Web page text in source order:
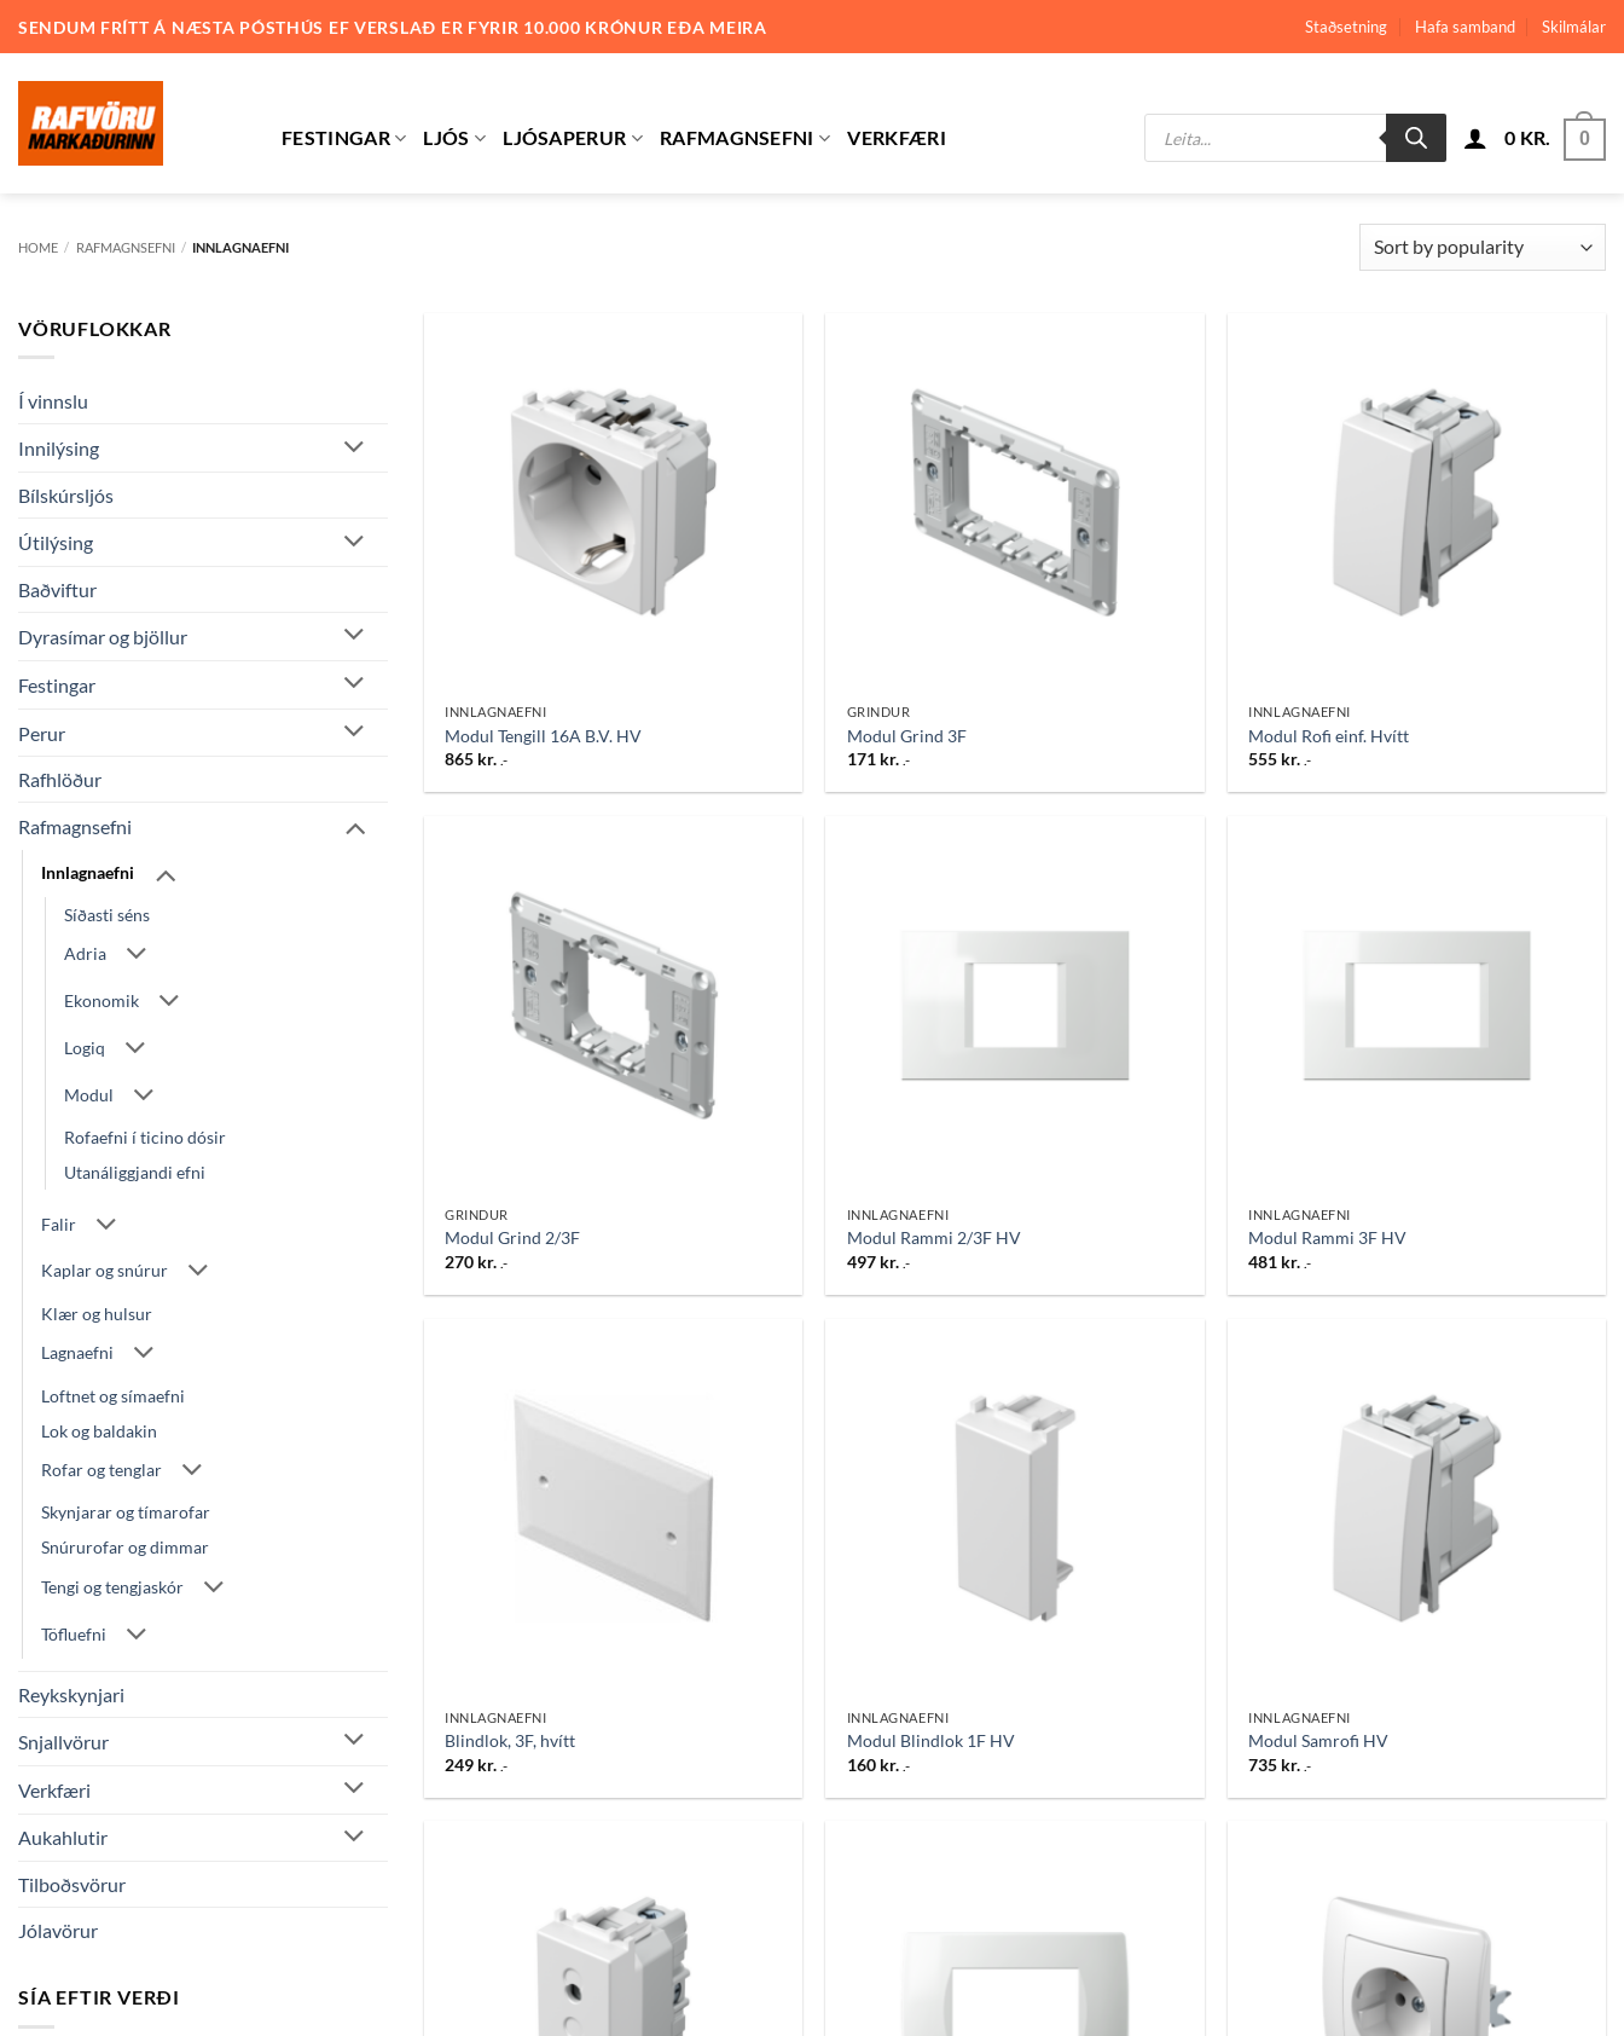
SENDUM FRÍTT Á NÆSTA PÓSTHÚS EF VERSLAÐ ER FYRIR 10.000 KRÓNUR EÐA MEIRA Staðsetning Hafa samband Skilmálar
FESTINGAR LJÓS LJÓSAPERUR RAFMAGNSEFNI VERKFÆRI
Products
search
0 KR. 0
HOME / RAFMAGNSEFNI / INNLAGNAEFNI
VÖRUFLOKKAR
Í vinnslu
Innilýsing
Bílskúrsljós
Útilýsing
Baðviftur
Dyrasímar og bjöllur
Festingar
Perur
Rafhlöður
Rafmagnsefni
Innlagnaefni
Síðasti séns
Adria
Ekonomik
Logiq
Modul
Rofaefni í ticino dósir
Utanáliggjandi efni
Falir
Kaplar og snúrur
Klær og hulsur
Lagnaefni
Loftnet og símaefni
Lok og baldakin
Rofar og tenglar
Skynjarar og tímarofar
Snúrurofar og dimmar
Tengi og tengjaskór
Töfluefni
Reykskynjari
Snjallvörur
Verkfæri
Aukahlutir
Tilboðsvörur
Jólavörur
SÍA EFTIR VERÐI
INNLAGNAEFNI
Modul Tengill 16A B.V. HV
865 kr. .-
GRINDUR
Modul Grind 3F
171 kr. .-
INNLAGNAEFNI
Modul Rofi einf. Hvítt
555 kr. .-
GRINDUR
Modul Grind 2/3F
270 kr. .-
INNLAGNAEFNI
Modul Rammi 2/3F HV
497 kr. .-
INNLAGNAEFNI
Modul Rammi 3F HV
481 kr. .-
INNLAGNAEFNI
Blindlok, 3F, hvítt
249 kr. .-
INNLAGNAEFNI
Modul Blindlok 1F HV
160 kr. .-
INNLAGNAEFNI
Modul Samrofi HV
735 kr. .-